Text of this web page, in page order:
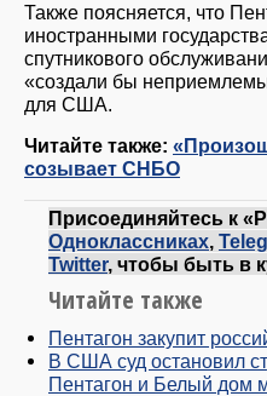
Также поясняется, что
иностранными
спутникового
«создали бы
для США.
Читайте также:
созывает СНБО
Присоединяйтесь к
Одноклассниках
Twitter, чтобы быть в
Читайте также
Пентагон закупит
В США суд остановил
Пентагон и Белый дом